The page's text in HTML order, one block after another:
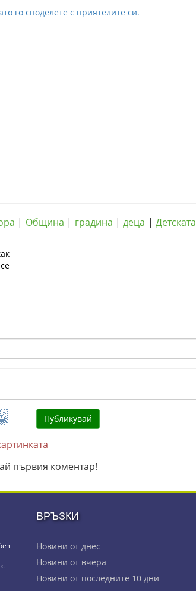
го споделете с приятелите си.
| Община | градина |деца |Детската
първия коментар!
ВРЪЗКИ
Новини от днес
Новини от вчера
Новини от последните 10 дни